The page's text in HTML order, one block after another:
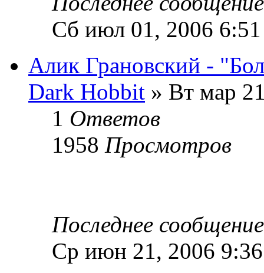
Сб июл 01, 2006
Алик Грановский -
Dark Hobbit » Вт мар
1 Ответов
1958 Просмотров
Последнее
Ср июн 21, 2006